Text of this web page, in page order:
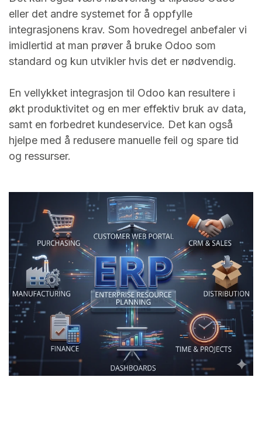
eller det andre systemet for å oppfylle
integrasjonens krav. Som hovedregel anbefaler vi
imidlertid at man prøver å bruke Odoo som
standard og kun utvikler hvis det er nødvendig.
En vellykket integrasjon til Odoo kan resultere i
økt produktivitet og en mer effektiv bruk av data,
samt en forbedret kundeservice. Det kan også
hjelpe med å redusere manuelle feil og spare tid
og ressurser.